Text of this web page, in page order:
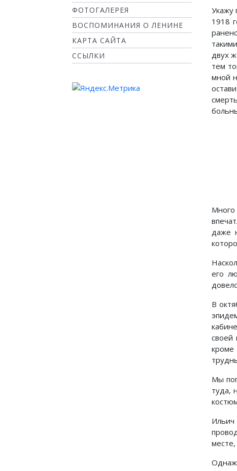
ФОТОГАЛЕРЕЯ
ВОСПОМИНАНИЯ О ЛЕНИНЕ
КАРТА САЙТА
ССЫЛКИ
Укажу
1918
двух
тем
мной
даже
его
В
своей
Мы
туда,
Ильич